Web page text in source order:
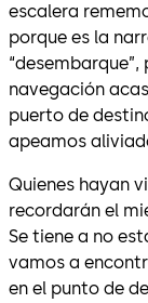
escalera
porque es la
navegación
puerto de
apeamos
Quienes hayan
recordarán el
Se tiene a no
vamos a
en el punto de